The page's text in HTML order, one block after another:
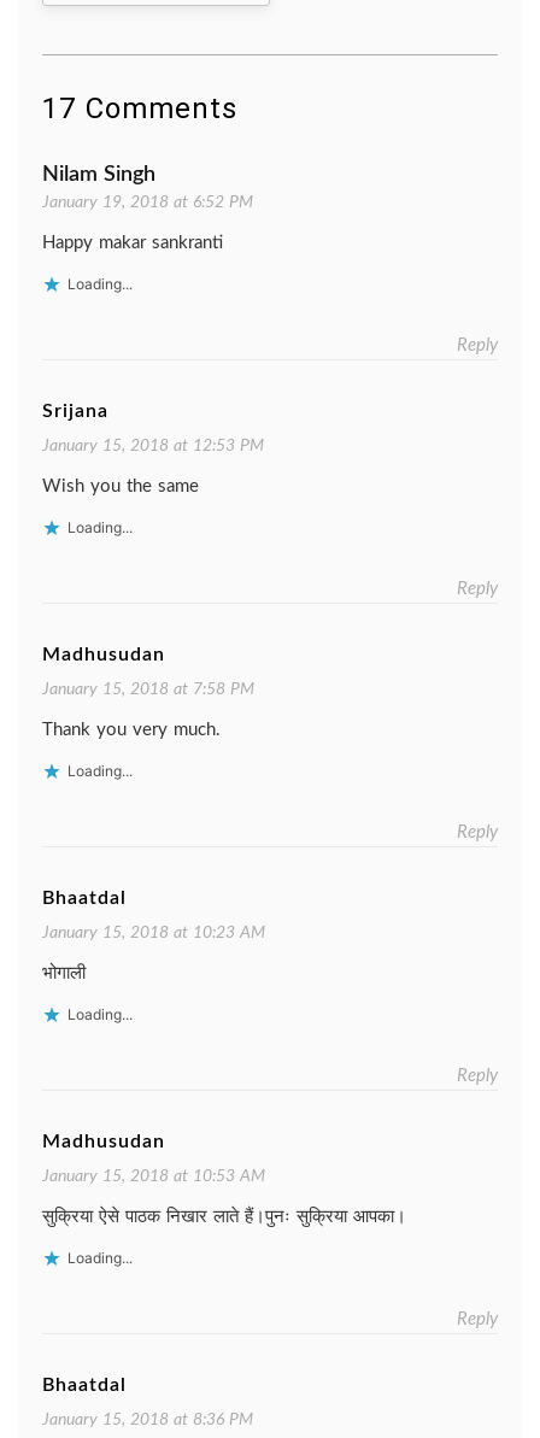
17 Comments
Nilam Singh
January 19, 2018 at 6:52 PM
Happy makar sankranti
Loading...
Reply
Srijana
January 15, 2018 at 12:53 PM
Wish you the same
Loading...
Reply
Madhusudan
January 15, 2018 at 7:58 PM
Thank you very much.
Loading...
Reply
Bhaatdal
January 15, 2018 at 10:23 AM
भोगाली
Loading...
Reply
Madhusudan
January 15, 2018 at 10:53 AM
सुक्रिया ऐसे पाठक निखार लाते हैं।पुनः सुक्रिया आपका।
Loading...
Reply
Bhaatdal
January 15, 2018 at 8:36 PM